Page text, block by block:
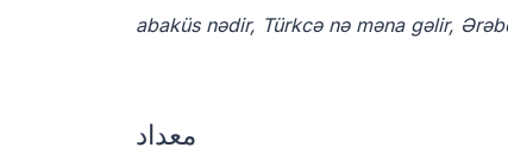
abaküs nədir, Türkcə nə məna gəlir,
معداد